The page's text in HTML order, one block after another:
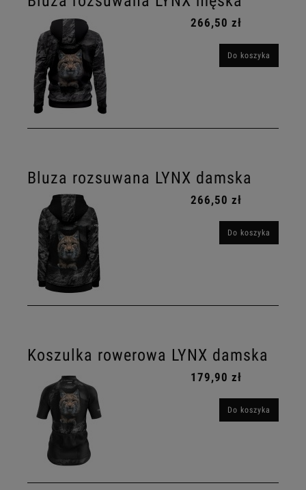
266,50 zł
Do koszyka
Bluza rozsuwana LYNX damska
266,50 zł
Do koszyka
Koszulka rowerowa LYNX damska
179,90 zł
Do koszyka